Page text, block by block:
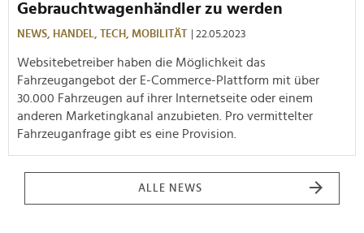
Gebrauchtwagenhändler zu werden
NEWS, HANDEL, TECH, MOBILITÄT | 22.05.2023
Websitebetreiber haben die Möglichkeit das
Fahrzeugangebot der E-Commerce-Plattform mit über
30.000 Fahrzeugen auf ihrer Internetseite oder einem
anderen Marketingkanal anzubieten. Pro vermittelter
Fahrzeuganfrage gibt es eine Provision.
ALLE NEWS